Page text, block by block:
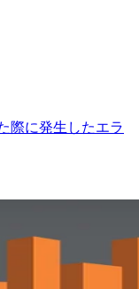
際に発生したエラ